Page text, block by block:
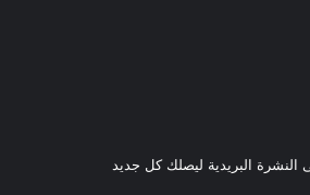
النشرة البريدية ليصلك كل جديد